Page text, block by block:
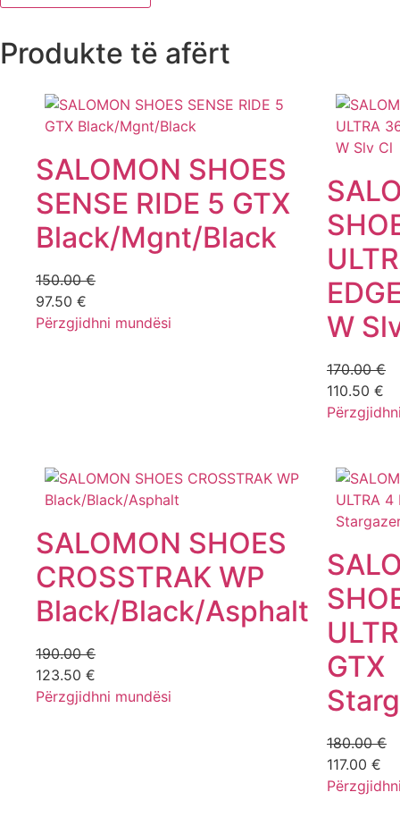
Produkte të afërt
SALOMON SHOES
SENSE RIDE 5 GTX
Black/Mgnt/Black
150.00€
97.50 €
Përzgjidhni mundësi
W
170.00€
110.50 €
SALOMON SHOES
CROSSTRAK WP
Black/Black/Asphalt
190.00€
123.50 €
Përzgjidhni mundësi
GTX
180.00€
117.00 €